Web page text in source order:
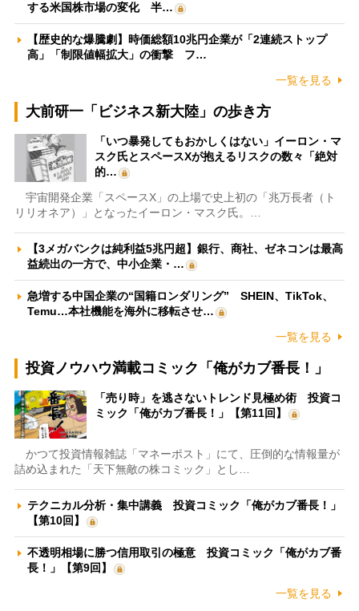
する米国株市場の変化 半…
【歴史的な爆騰劇】時価総額10兆円企業が「2連続ストップ
高」「制限値幅拡大」の衝撃 フ…
一覧を見る
大前研一「ビジネス新大陸」の歩き方
「いつ暴発してもおかしくはない」イーロン・マ
スク氏とスペースXが抱えるリスクの数々「絶対
的…
宇宙開発企業「スペースX」の上場で史上初の「兆万長者（ト
リリオネア）」となったイーロン・マスク氏。…
【3メガバンクは純利益5兆円超】銀行、商社、ゼネコンは最高
益続出の一方で、中小企業・…
急増する中国企業の“国籍ロンダリング” SHEIN、TikTok、
Temu…本社機能を海外に移転させ…
一覧を見る
投資ノウハウ満載コミック「俺がカブ番長！」
「売り時」を逃さないトレンド見極め術 投資コ
ミック「俺がカブ番長！」【第11回】
かつて投資情報雑誌「マネーポスト」にて、圧倒的な情報量が
詰め込まれた「天下無敵の株コミック」とし…
テクニカル分析・集中講義 投資コミック「俺がカブ番長！」
【第10回】
不透明相場に勝つ信用取引の極意 投資コミック「俺がカブ番
長！」【第9回】
一覧を見る